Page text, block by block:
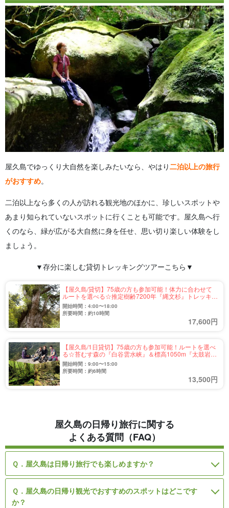
屋久島でゆっくり大自然を楽しみたいなら、やはり二泊以上の旅行
がおすすめ。
二泊以上なら多くの人が訪れる観光地のほかに、珍しいスポットや
あまり知られていないスポットに行くことも可能です。 屋久島へ行
くのなら、緑が広がる大自然に身を任せ、思い切り楽しい体験をし
ましょう。
▼存分に楽しむ貸切トレッキングツアーこちら▼
【屋久島/貸切】75歳の方も参加可能！体力に合わせて
ルートを選べる☆推定樹齢7200年『縄文杉』トレッキン
グツアー（No.38）
開始時間：4:00〜18:00
所要時間：約10時間
17,600円
【屋久島/1日貸切】75歳の方も参加可能！ルートを選べ
る☆苔むす森の『白谷雲水峡』＆標高1050m『太鼓岩』
絶景トレッキングツアー（No.40）
開始時間：9:00〜15:00
所要時間：約6時間
13,500円
屋久島の日帰り旅行に関する
よくある質問（FAQ）
Ｑ．屋久島は日帰り旅行でも楽しめますか？
Ｑ．屋久島の日帰り観光でおすすめのスポットはどこです
か？